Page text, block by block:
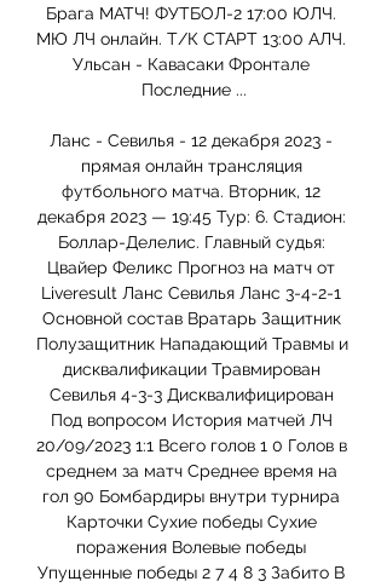
Брага МАТЧ! ФУТБОЛ-2 17:00 ЮЛЧ.
МЮ ЛЧ онлайн. Т/К СТАРТ 13:00 АЛЧ.
Ульсан - Кавасаки Фронтале
Последние ...
Ланс - Севилья - 12 декабря 2023 -
прямая онлайн трансляция
футбольного матча. Вторник, 12
декабря 2023 — 19:45 Тур: 6. Стадион:
Боллар-Делелис. Главный судья:
Цвайер Феликс Прогноз на матч от
Liveresult Ланс Севилья Ланс 3-4-2-1
Основной состав Вратарь Защитник
Полузащитник Нападающий Травмы и
дисквалификации Травмирован
Севилья 4-3-3 Дисквалифицирован
Под вопросом История матчей ЛЧ
20/09/2023 1:1 Всего голов 1 0 Голов в
среднем за матч Среднее время на
гол 90 Бомбардиры внутри турнира
Карточки Сухие победы Сухие
поражения Волевые победы
Упущенные победы 2 7 4 8 3 Забито В